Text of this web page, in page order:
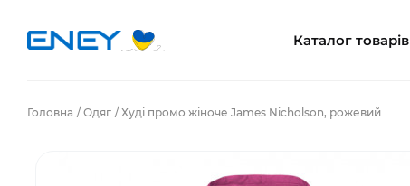
Каталог товарів
Головна Одяг Худі промо жіноче James Nicholson, рожевий